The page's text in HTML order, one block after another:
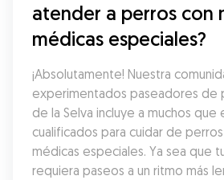
atender a perros con
médicas especiales?
¡Absolutamente! Nuestra
experimentados paseadores de
de la Selva incluye a muchos que
cualificados para cuidar de
médicas especiales. Ya sea que
requiera paseos a un ritmo más